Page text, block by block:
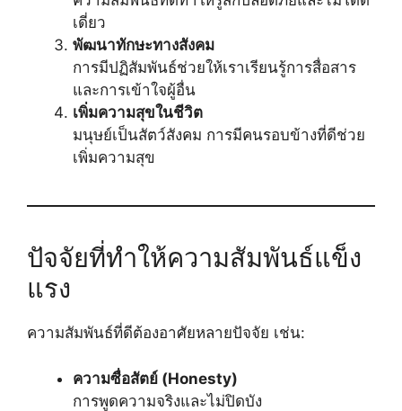
เดี่ยว
พัฒนาทักษะทางสังคม
การมีปฏิสัมพันธ์ช่วยให้เราเรียนรู้การสื่อสาร
และการเข้าใจผู้อื่น
เพิ่มความสุขในชีวิต
มนุษย์เป็นสัตว์สังคม การมีคนรอบข้างที่ดีช่วย
เพิ่มความสุข
ปัจจัยที่ทำให้ความสัมพันธ์แข็ง
แรง
ความสัมพันธ์ที่ดีต้องอาศัยหลายปัจจัย เช่น:
ความซื่อสัตย์ (Honesty)
การพูดความจริงและไม่ปิดบัง